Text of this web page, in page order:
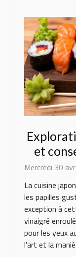
et
Mercredi 30
La cuisine
les papilles
exception à
vinaigré
pour les yeux
l'art et la